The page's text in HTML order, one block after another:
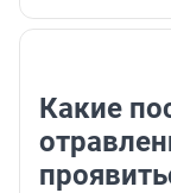
Какие